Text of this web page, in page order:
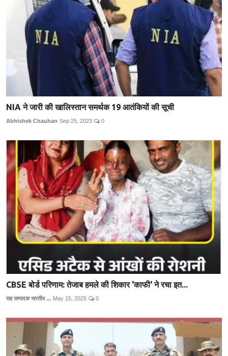
NIA ने जारी की खालिस्तान समर्थक 19 आतंकियों की सूची
Abhishek Chauhan Sep 25, 2023 0
CBSE बोर्ड परिणाम: तेजाब हमले की शिकार 'काफी' ने रचा इत...
सह सम्पादक भारतीय ... May 15, 2025 0